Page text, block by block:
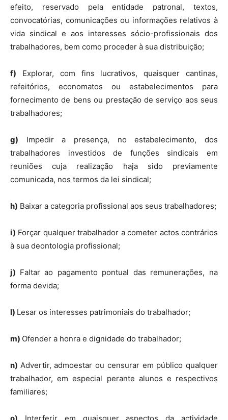
efeito, reservado pela entidade patronal, textos,
convocatórias, comunicações ou informações relativos à
vida sindical e aos interesses sócio-profissionais dos
trabalhadores, bem como proceder à sua distribuição;
f) Explorar, com fins lucrativos, quaisquer cantinas,
refeitórios, economatos ou estabelecimentos para
fornecimento de bens ou prestação de serviço aos seus
trabalhadores;
g) Impedir a presença, no estabelecimento, dos
trabalhadores investidos de funções sindicais em
reuniões cuja realização haja sido previamente
comunicada, nos termos da lei sindical;
h) Baixar a categoria profissional aos seus trabalhadores;
i) Forçar qualquer trabalhador a cometer actos contrários
à sua deontologia profissional;
j) Faltar ao pagamento pontual das remunerações, na
forma devida;
l) Lesar os interesses patrimoniais do trabalhador;
m) Ofender a honra e dignidade do trabalhador;
n) Advertir, admoestar ou censurar em público qualquer
trabalhador, em especial perante alunos e respectivos
familiares;